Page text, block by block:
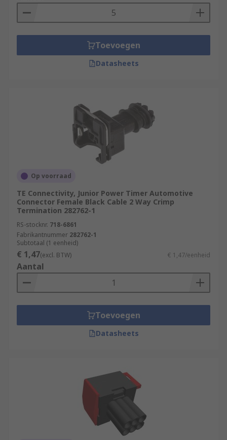
Toevoegen
Datasheets
Op voorraad
TE Connectivity, Junior Power Timer Automotive
Connector Female Black Cable 2 Way Crimp
Termination 282762-1
RS-stocknr. 718-6861
Fabrikantnummer 282762-1
Subtotaal (1 eenheid)
€ 1,47(excl. BTW) € 1,47/eenheid
Aantal
Toevoegen
Datasheets